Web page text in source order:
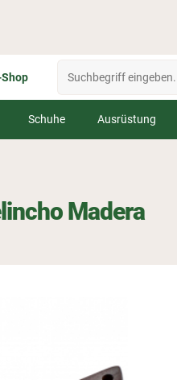
Schuhe Ausrüstung
Madera